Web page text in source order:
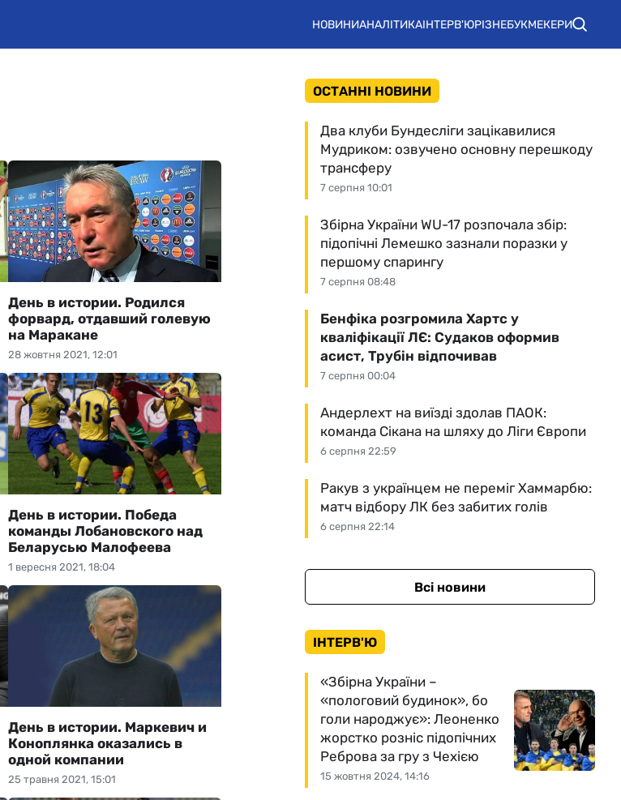
НОВИНИАНАЛІТИКАІНТЕРВ'ЮРІЗНЕБУКМЕКЕРИ
28 жовтня 2021, 12:01
День в истории. Родился
форвард, отдавший голевую
на Маракане
1 вересня 2021, 18:04
День в истории. Победа
команды Лобановского над
Беларусью Малофеева
25 травня 2021, 15:01
День в истории. Маркевич и
Коноплянка оказались в
одной компании
ОСТАННІ НОВИНИ
7 серпня 10:01
Два клуби Бундесліги зацікавилися
Мудриком: озвучено основну перешкоду
трансферу
7 серпня 08:48
Збірна України WU-17 розпочала збір:
підопічні Лемешко зазнали поразки у
першому спарингу
7 серпня 00:04
Бенфіка розгромила Хартс у
кваліфікації ЛЄ: Судаков оформив
асист, Трубін відпочивав
6 серпня 22:59
Андерлехт на виїзді здолав ПАОК:
команда Сікана на шляху до Ліги Європи
6 серпня 22:14
Ракув з українцем не переміг Хаммарбю:
матч відбору ЛК без забитих голів
Всі новини
ІНТЕРВ'Ю
15 жовтня 2024, 14:16
«Збірна України –
«пологовий будинок», бо
голи народжує»: Леоненко
жорстко розніс підопічних
Реброва за гру з Чехією